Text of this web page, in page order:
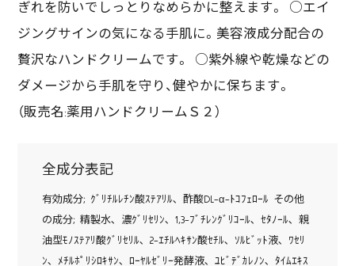
ぎれを防いでしっとりなめらかに整えます。 ○エイ
ジングサインの気になる手肌に。美容液成分配合の
贅沢なハンドクリームです。 ○紫外線や乾燥などの
ダメージから手肌を守り、健やかに保ちます。
（販売名:薬用ハンドクリームＳ２）
全成分表記
有効成分; ｸﾞﾘﾁﾙﾚﾁﾝ酸ｽﾃｱﾘﾙ､ 酢酸DL-α-ﾄｺﾌｪﾛｰﾙ その他
の成分; 精製水､ 濃ｸﾞﾘｾﾘﾝ､ 1,3-ﾌﾞﾁﾚﾝｸﾞﾘｺｰﾙ､ ｾﾀﾉｰﾙ､ 親
油型ﾓﾉｽﾃｱﾘ酸ｸﾞﾘｾﾘﾙ､ 2-ｴﾁﾙﾍｷｻﾝ酸ｾﾁﾙ､ ｿﾙﾋﾞｯﾄ液､ ﾜｾﾘ
ﾝ､ ﾒﾁﾙﾎﾟﾘｼﾛｷｻﾝ､ ﾛｰﾔﾙｾﾞﾘｰ発酵液､ ﾕﾋﾞﾃﾞｶﾚﾉﾝ､ ﾀｲﾑｴｷｽ